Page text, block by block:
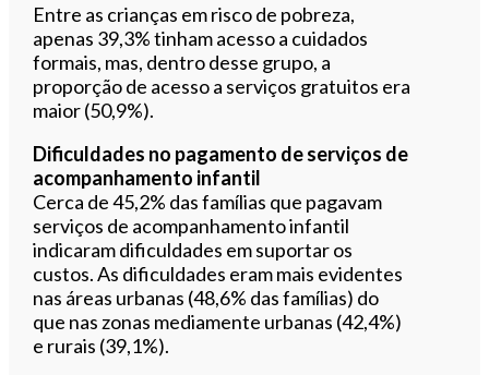
Entre as crianças em risco de pobreza,
apenas 39,3% tinham acesso a cuidados
formais, mas, dentro desse grupo, a
proporção de acesso a serviços gratuitos era
maior (50,9%).
Dificuldades no pagamento de serviços de
acompanhamento infantil
Cerca de 45,2% das famílias que pagavam
serviços de acompanhamento infantil
indicaram dificuldades em suportar os
custos. As dificuldades eram mais evidentes
nas áreas urbanas (48,6% das famílias) do
que nas zonas mediamente urbanas (42,4%)
e rurais (39,1%).